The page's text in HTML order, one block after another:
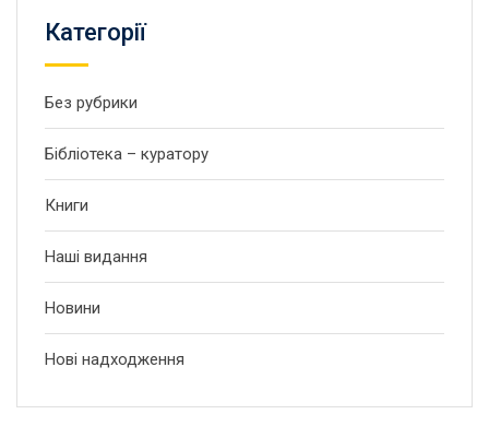
Категорії
Без рубрики
Бібліотека – куратору
Книги
Наші видання
Новини
Нові надходження